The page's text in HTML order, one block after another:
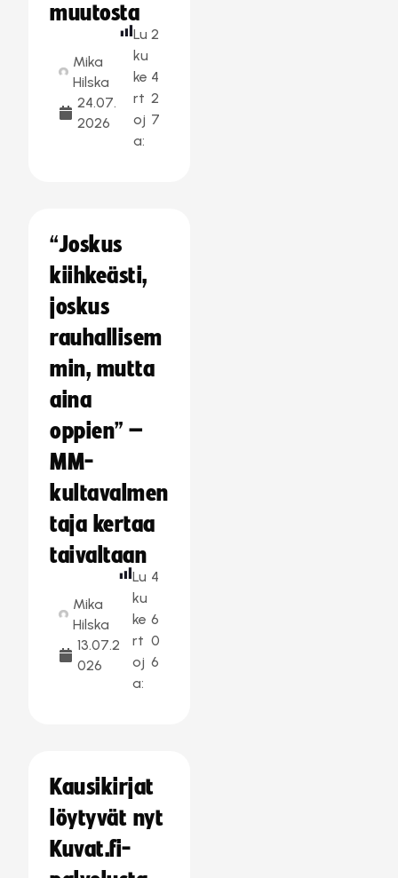
muutosta
Mika
Hilska
24.07.
2026
Lu
ku
ke
rt
oj
a:
2
4
2
7
“Joskus
kiihkeästi,
joskus
rauhallisem
min, mutta
aina
oppien” –
MM-
kultavalmen
taja kertaa
taivaltaan
Mika
Hilska
13.07.2
026
Lu
ku
ke
rt
oj
a:
4
6
0
6
Kausikirjat
löytyvät nyt
Kuvat.fi-